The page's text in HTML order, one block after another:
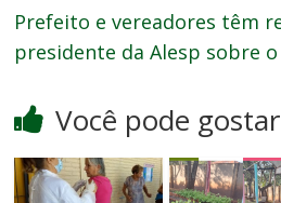
Prefeito e vereadores têm
presidente da Alesp sobre o
Você pode